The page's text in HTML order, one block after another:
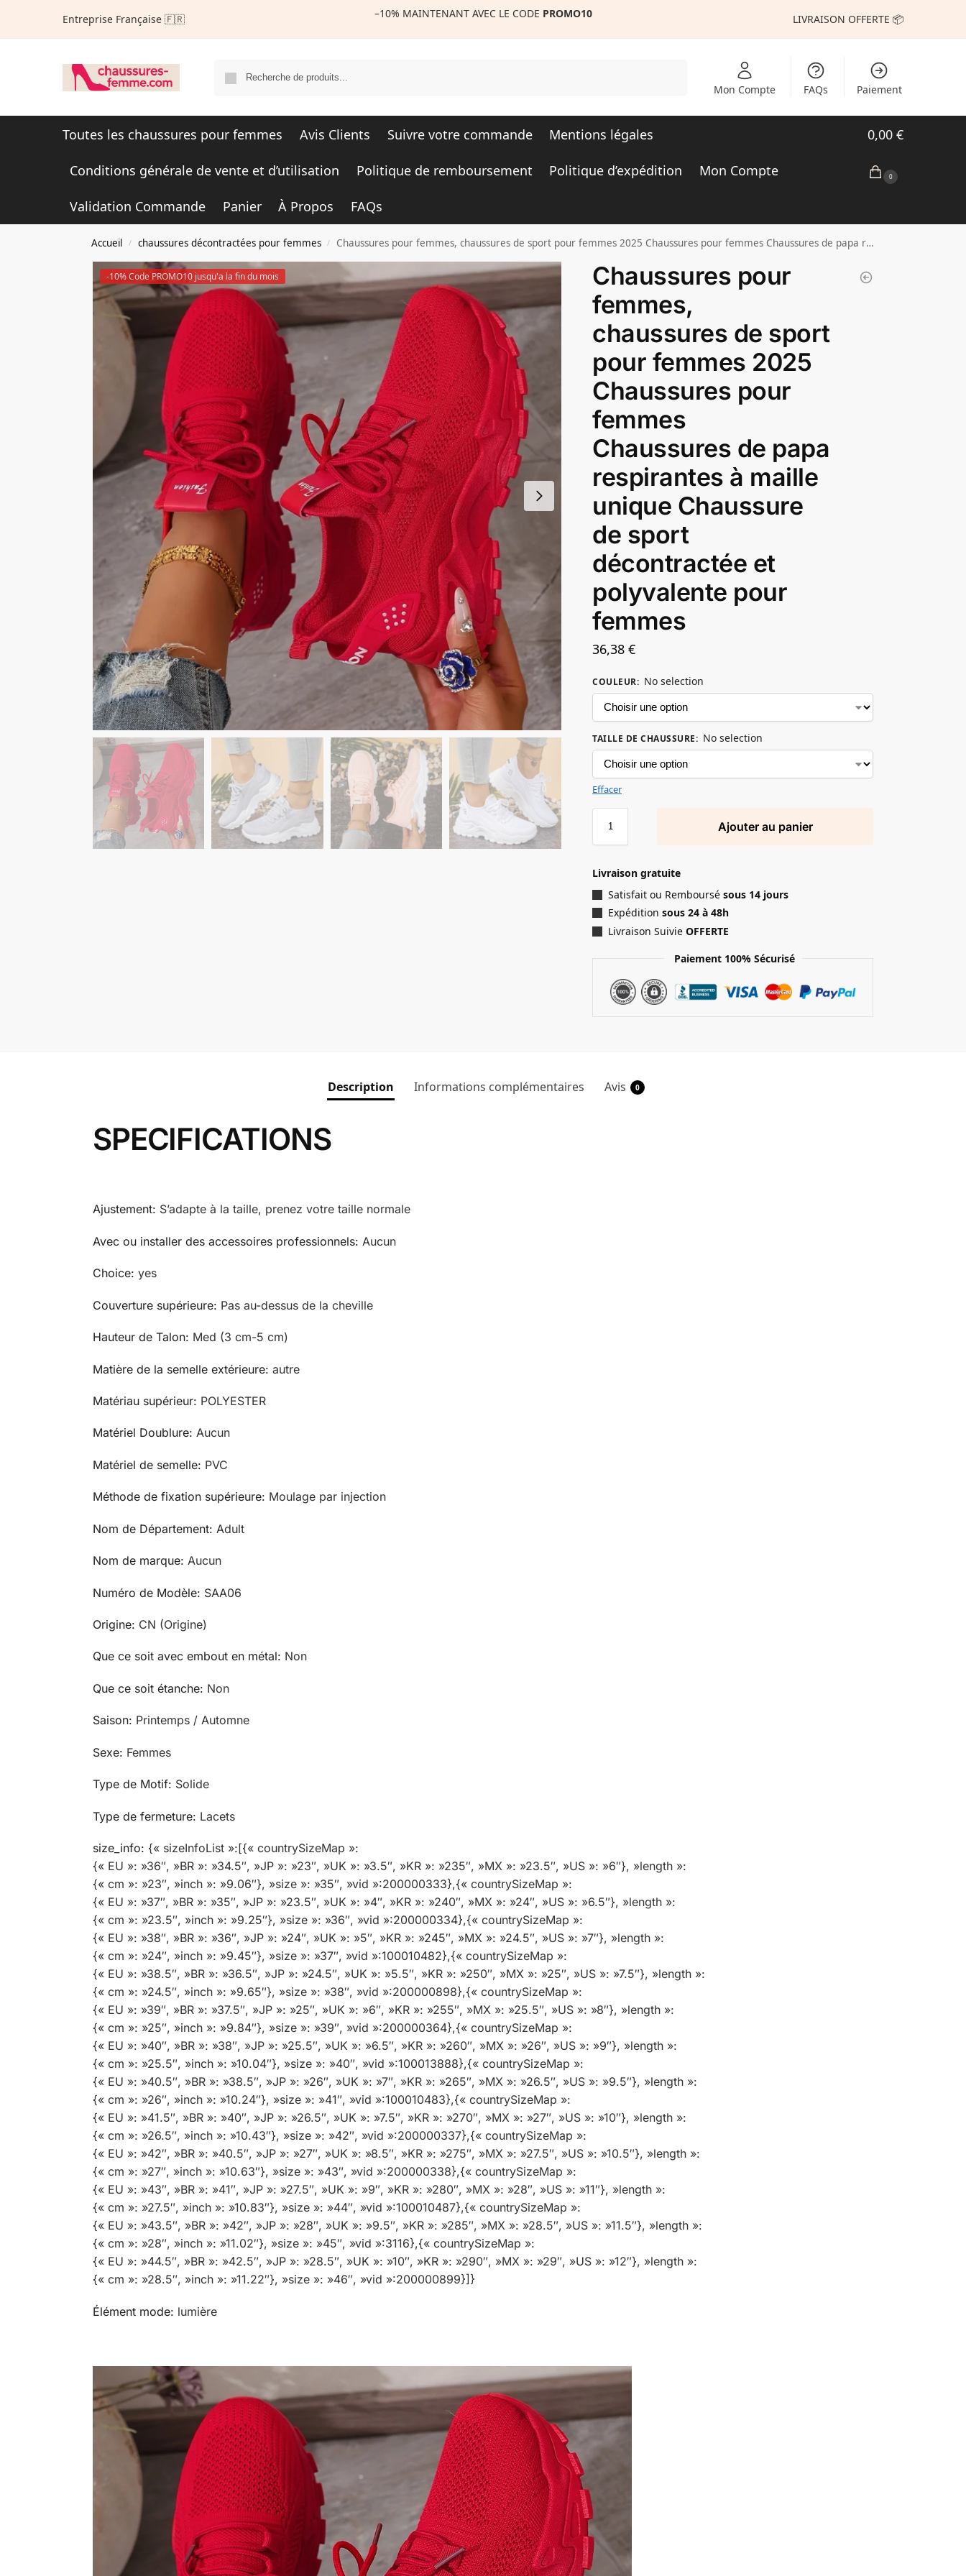
Entreprise Française 🇫🇷 –10% MAINTENANT AVEC LE CODE PROMO10 LIVRAISON OFFERTE 📦
Mon Compte FAQs Paiement
Toutes les chaussures pour femmes Avis Clients Suivre votre commande Mentions légales
Conditions générale de vente et d’utilisation Politique de remboursement Politique d’expédition Mon Compte
Validation Commande Panier À Propos FAQs
0,00 €
0
Accueil / chaussures décontractées pour femmes / Chaussures pour femmes, chaussures de sport pour femmes 2025 Chaussures pour femmes Chaussures de papa respirantes à maille unique Chaussure de sport décontractée et polyvalente pour femmes
-10% Code PROMO10 jusqu'a la fin du mois
Chaussures pour
femmes,
chaussures de sport
pour femmes 2025
Chaussures pour
femmes
Chaussures de papa
respirantes à maille
unique Chaussure
de sport
décontractée et
polyvalente pour
femmes
36,38€
COULEUR: No selection
TAILLE DE CHAUSSURE: No selection
Effacer
Ajouter au panier
Livraison gratuite
Satisfait ou Remboursésous 14 jours
Expédition sous 24 à 48h
Livraison SuivieOFFERTE
Paiement 100% Sécurisé
Description Informations complémentaires Avis 0
SPECIFICATIONS
Ajustement: S’adapte à la taille, prenez votre taille normale
Avec ou installer des accessoires professionnels: Aucun
Choice: yes
Couverture supérieure: Pas au-dessus de la cheville
Hauteur de Talon: Med (3 cm-5 cm)
Matière de la semelle extérieure: autre
Matériau supérieur: POLYESTER
Matériel Doublure: Aucun
Matériel de semelle: PVC
Méthode de fixation supérieure: Moulage par injection
Nom de Département: Adult
Nom de marque: Aucun
Numéro de Modèle: SAA06
Origine: CN (Origine)
Que ce soit avec embout en métal: Non
Que ce soit étanche: Non
Saison: Printemps / Automne
Sexe: Femmes
Type de Motif: Solide
Type de fermeture: Lacets
size_info: {« sizeInfoList »:[{« countrySizeMap »:
{« EU »: »36″, »BR »: »34.5″, »JP »: »23″, »UK »: »3.5″, »KR »: »235″, »MX »: »23.5″, »US »: »6″}, »length »:
{« cm »: »23″, »inch »: »9.06″}, »size »: »35″, »vid »:200000333},{« countrySizeMap »:
{« EU »: »37″, »BR »: »35″, »JP »: »23.5″, »UK »: »4″, »KR »: »240″, »MX »: »24″, »US »: »6.5″}, »length »:
{« cm »: »23.5″, »inch »: »9.25″}, »size »: »36″, »vid »:200000334},{« countrySizeMap »:
{« EU »: »38″, »BR »: »36″, »JP »: »24″, »UK »: »5″, »KR »: »245″, »MX »: »24.5″, »US »: »7″}, »length »:
{« cm »: »24″, »inch »: »9.45″}, »size »: »37″, »vid »:100010482},{« countrySizeMap »:
{« EU »: »38.5″, »BR »: »36.5″, »JP »: »24.5″, »UK »: »5.5″, »KR »: »250″, »MX »: »25″, »US »: »7.5″}, »length »:
{« cm »: »24.5″, »inch »: »9.65″}, »size »: »38″, »vid »:200000898},{« countrySizeMap »:
{« EU »: »39″, »BR »: »37.5″, »JP »: »25″, »UK »: »6″, »KR »: »255″, »MX »: »25.5″, »US »: »8″}, »length »:
{« cm »: »25″, »inch »: »9.84″}, »size »: »39″, »vid »:200000364},{« countrySizeMap »:
{« EU »: »40″, »BR »: »38″, »JP »: »25.5″, »UK »: »6.5″, »KR »: »260″, »MX »: »26″, »US »: »9″}, »length »:
{« cm »: »25.5″, »inch »: »10.04″}, »size »: »40″, »vid »:100013888},{« countrySizeMap »:
{« EU »: »40.5″, »BR »: »38.5″, »JP »: »26″, »UK »: »7″, »KR »: »265″, »MX »: »26.5″, »US »: »9.5″}, »length »:
{« cm »: »26″, »inch »: »10.24″}, »size »: »41″, »vid »:100010483},{« countrySizeMap »:
{« EU »: »41.5″, »BR »: »40″, »JP »: »26.5″, »UK »: »7.5″, »KR »: »270″, »MX »: »27″, »US »: »10″}, »length »:
{« cm »: »26.5″, »inch »: »10.43″}, »size »: »42″, »vid »:200000337},{« countrySizeMap »:
{« EU »: »42″, »BR »: »40.5″, »JP »: »27″, »UK »: »8.5″, »KR »: »275″, »MX »: »27.5″, »US »: »10.5″}, »length »:
{« cm »: »27″, »inch »: »10.63″}, »size »: »43″, »vid »:200000338},{« countrySizeMap »:
{« EU »: »43″, »BR »: »41″, »JP »: »27.5″, »UK »: »9″, »KR »: »280″, »MX »: »28″, »US »: »11″}, »length »:
{« cm »: »27.5″, »inch »: »10.83″}, »size »: »44″, »vid »:100010487},{« countrySizeMap »:
{« EU »: »43.5″, »BR »: »42″, »JP »: »28″, »UK »: »9.5″, »KR »: »285″, »MX »: »28.5″, »US »: »11.5″}, »length »:
{« cm »: »28″, »inch »: »11.02″}, »size »: »45″, »vid »:3116},{« countrySizeMap »:
{« EU »: »44.5″, »BR »: »42.5″, »JP »: »28.5″, »UK »: »10″, »KR »: »290″, »MX »: »29″, »US »: »12″}, »length »:
{« cm »: »28.5″, »inch »: »11.22″}, »size »: »46″, »vid »:200000899}]}
Élément mode: lumière